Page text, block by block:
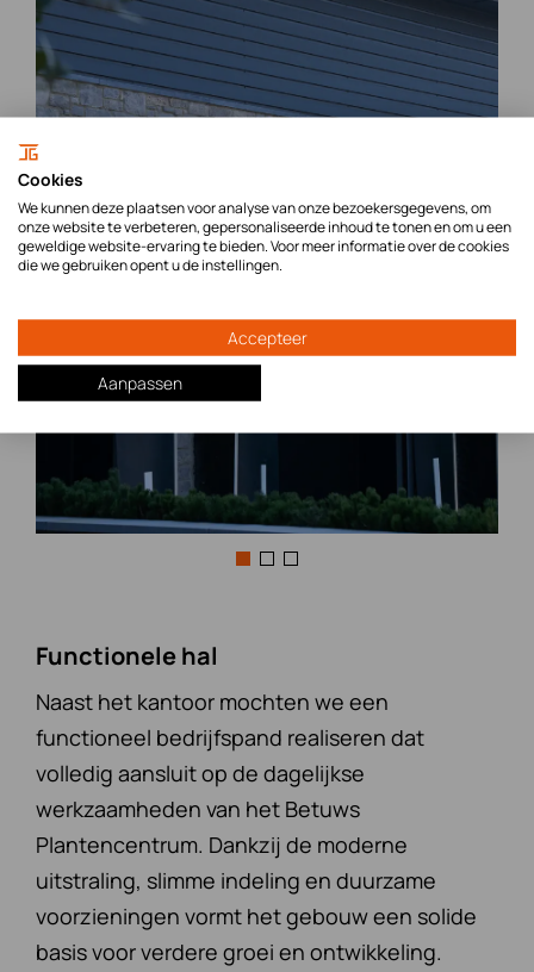
Functionele hal
Naast het kantoor mochten we een
functioneel bedrijfspand realiseren dat
volledig aansluit op de dagelijkse
werkzaamheden van het Betuws
Plantencentrum. Dankzij de moderne
uitstraling, slimme indeling en duurzame
voorzieningen vormt het gebouw een solide
basis voor verdere groei en ontwikkeling.
Cookies
We kunnen deze plaatsen voor analyse van onze bezoekersgegevens, om
onze website te verbeteren, gepersonaliseerde inhoud te tonen en om u een
geweldige website-ervaring te bieden. Voor meer informatie over de cookies
die we gebruiken opent u de instellingen.
Accepteer
Aanpassen